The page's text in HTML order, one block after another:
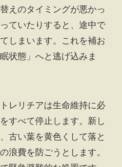
えのタイミングが悪かっ
ていたりすると、途中で
しまいます。これを補お
状態」へと逃げ込みま
レリチアは生命維持に必
すべて停止します。新し
古い葉を黄色くして落と
浪費を防ごうとします。